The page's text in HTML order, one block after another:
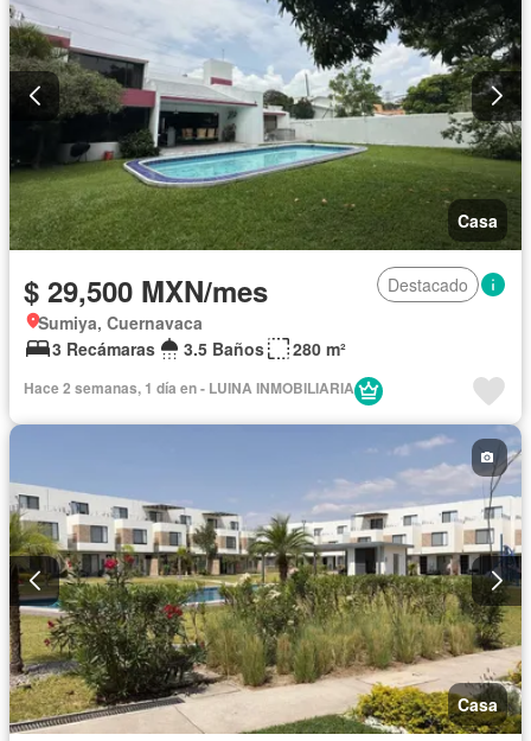
Casa
$ 29,500 MXN/mes
Destacado
Sumiya, Cuernavaca
3 Recámaras
3.5 Baños 280 m²
Hace 2 semanas, 1 día en - LUINA INMOBILIARIA
Casa